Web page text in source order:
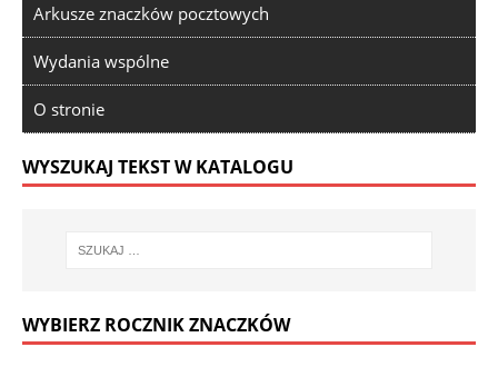
Arkusze znaczków pocztowych
Wydania wspólne
O stronie
WYSZUKAJ TEKST W KATALOGU
WYBIERZ ROCZNIK ZNACZKÓW